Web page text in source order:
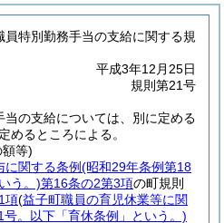
員特別勤務手当の支給に関する規
平成3年12月25日
規則第21号
当の支給については、別に定める
めるところによる。
等)
関する条例(昭和29年条例第18
う。)第16条の2第3項の町規則
項(益子町職員の育児休業等に関
。以下「育休条例」という。)